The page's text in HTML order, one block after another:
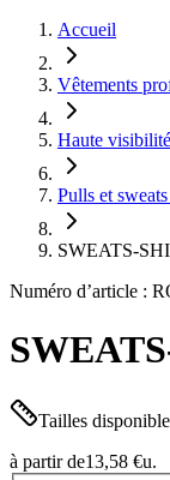
Accueil
Vêtements
Haute visibilité
Pulls et
SWEATS-
Numéro d’article :
Tailles
à partir de13,58 €u.